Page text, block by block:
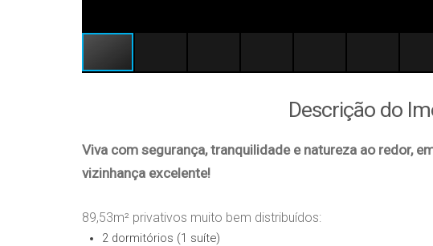
Descrição do
Viva com segurança, tranquilidade e natureza ao redor,
vizinhança excelente!
89,53m² privativos muito bem distribuídos:
2 dormitórios (1 suíte)